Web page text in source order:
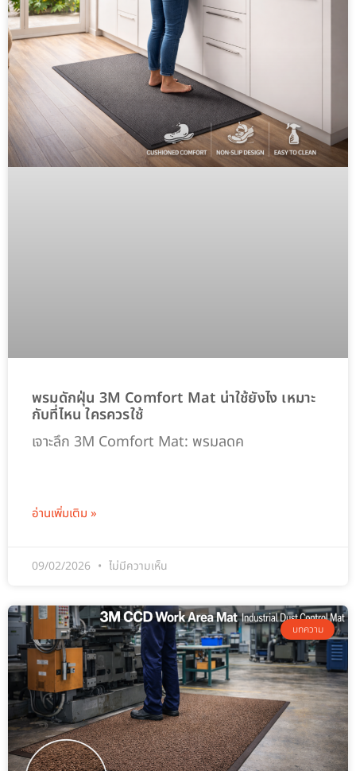
พรมดักฝุ่น 3M Comfort Mat น่าใช้ยังไง เหมาะ
กับที่ไหน ใครควรใช้
เจาะลึก 3M Comfort Mat: พรมลดค
อ่านเพิ่มเติม »
09/02/2026 ไม่มีความเห็น
บทความ